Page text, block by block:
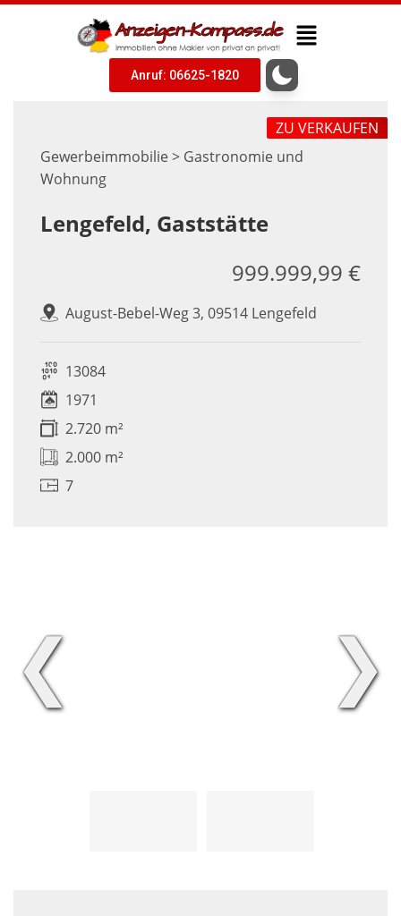
Anruf: 06625-1820
Gewerbeimmobilie > Gastronomie und
Wohnung
ZU VERKAUFEN
Lengefeld, Gaststätte
August-Bebel-Weg 3, 09514 Lengefeld
999.999,99 €
13084
1971
2.720 m²
2.000 m²
7
❮ ❯